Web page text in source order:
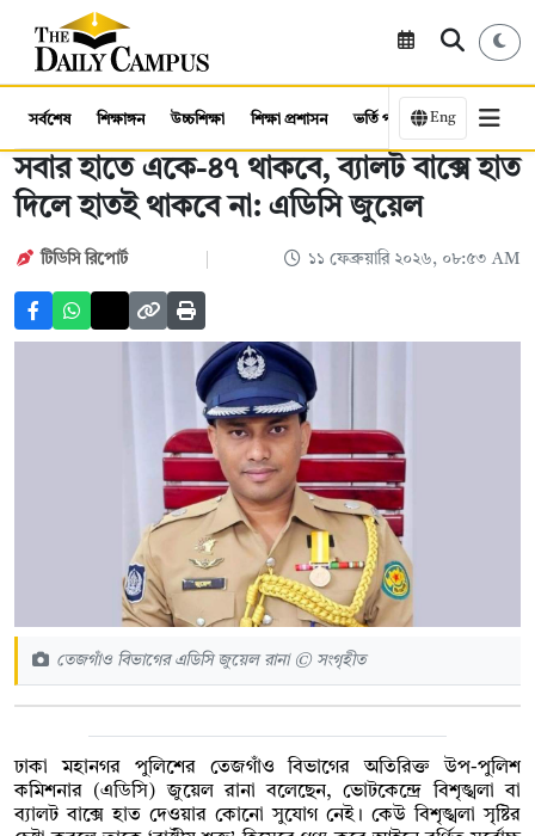
সর্বশেষ শিক্ষাঙ্গন উচ্চশিক্ষা শিক্ষা প্রশাসন ভর্তি পরীক্ষা কর্মসংস্থান
Eng
সবার হাতে একে-৪৭ থাকবে, ব্যালট বাক্সে হাত
দিলে হাতই থাকবে না: এডিসি জুয়েল
টিডিসি রিপোর্ট ১১ ফেব্রুয়ারি ২০২৬, ০৮:৫৩ AM
তেজগাঁও বিভাগের এডিসি জুয়েল রানা © সংগৃহীত
ঢাকা মহানগর পুলিশের তেজগাঁও বিভাগের অতিরিক্ত উপ-পুলিশ
কমিশনার (এডিসি) জুয়েল রানা বলেছেন, ভোটকেন্দ্রে বিশৃঙ্খলা বা
ব্যালট বাক্সে হাত দেওয়ার কোনো সুযোগ নেই। কেউ বিশৃঙ্খলা সৃষ্টির